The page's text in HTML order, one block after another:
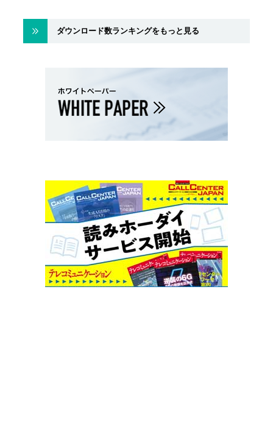
ダウンロード数ランキングをもっと見る